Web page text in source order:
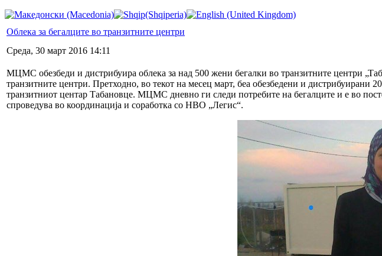
Облека за бегалците во транзитните центри
Среда, 30 март 2016 14:11
МЦМС обезбеди и дистрибуира облека за над 500 жени бегалки во транзитните центри
транзитните центри. Претходно, во текот на месец март, беа обезбедени и дистрибуирани
транзитниот центар Табановце. МЦМС дневно ги следи потребите на бегалците и е во
спроведува во координација и соработка со НВО „Легис“.